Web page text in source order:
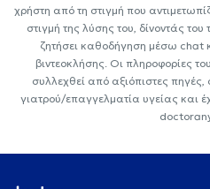
χρήστη από τη στιγμή που
στιγμή της λύσης του, δίνοντάς του
ζητήσει καθοδήγηση μέσω chat
βιντεοκλήσης. Οι πληροφορίες
συλλεχθεί από αξιόπιστες
γιατρού/επαγγελματία υγείας και